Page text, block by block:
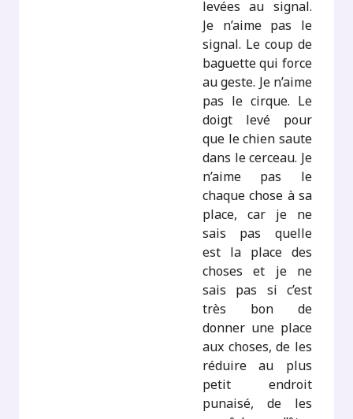
levées au signal.
Je n’aime pas le
signal. Le coup de
baguette qui force
au geste. Je n’aime
pas le cirque. Le
doigt levé pour
que le chien saute
dans le cerceau. Je
n’aime pas le
chaque chose à sa
place, car je ne
sais pas quelle
est la place des
choses et je ne
sais pas si c’est
très bon de
donner une place
aux choses, de les
réduire au plus
petit endroit
punaisé, de les